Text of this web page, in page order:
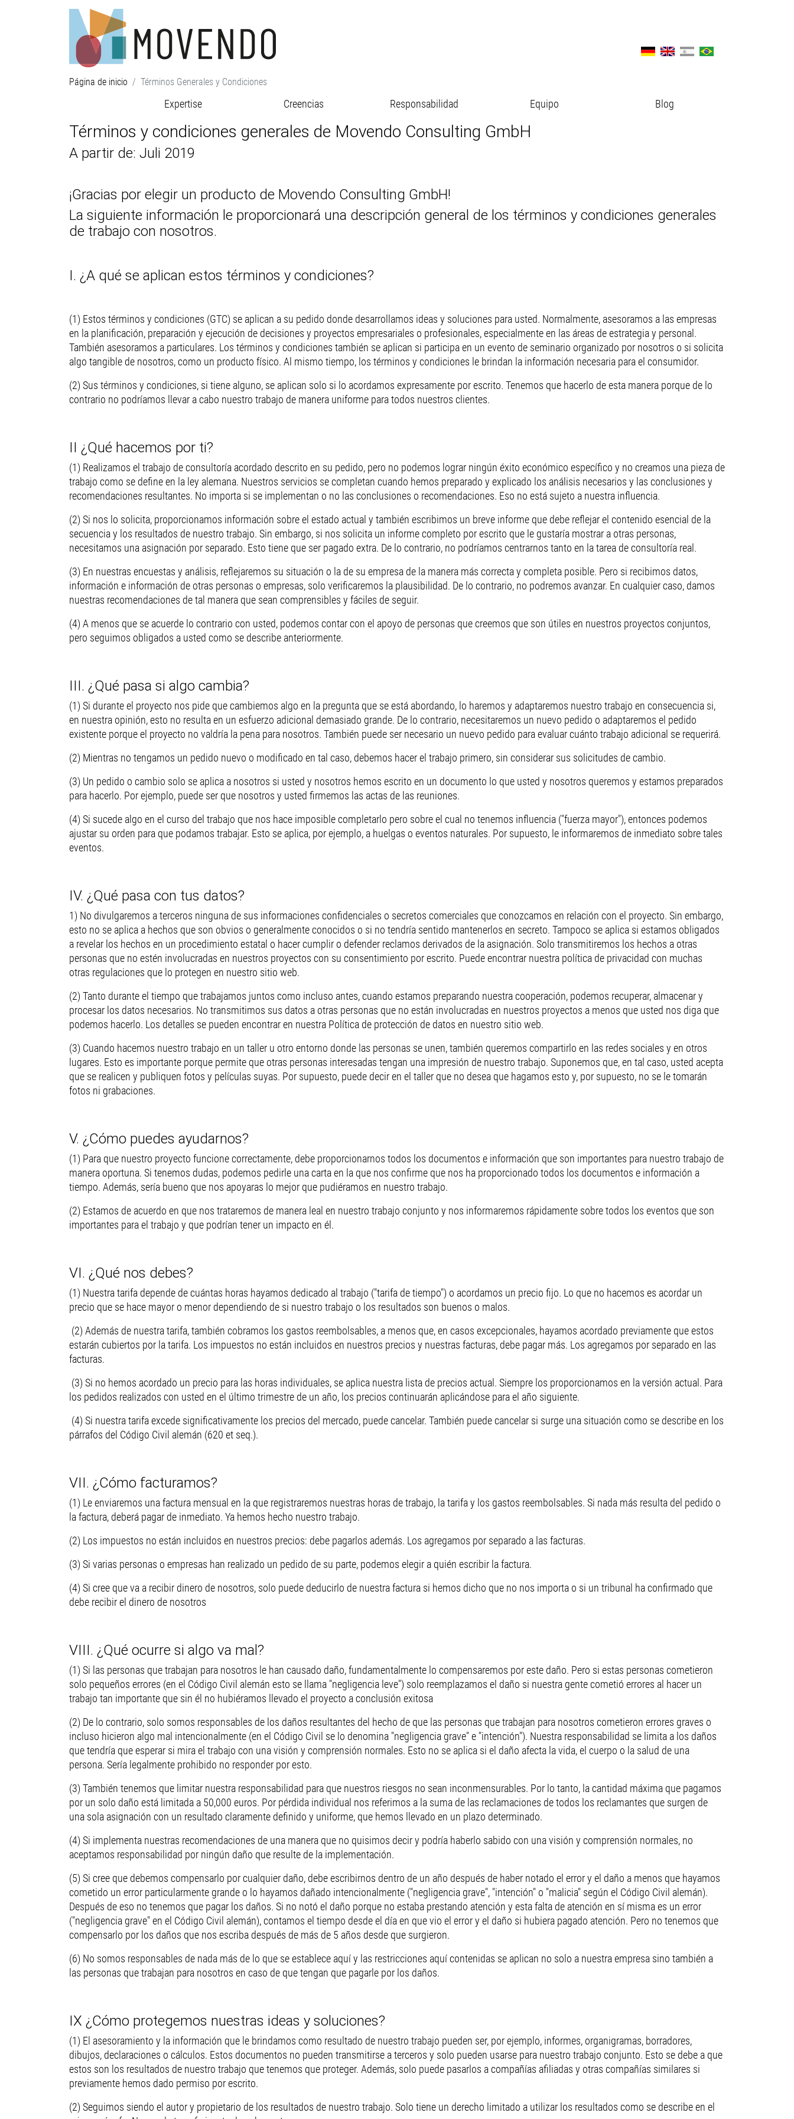
Página de inicio Términos Generales y Condiciones
Expertise Creencias Responsabilidad Equipo Blog
Términos y condiciones generales de Movendo Consulting GmbH
A partir de: Juli 2019
¡Gracias por elegir un producto de Movendo Consulting GmbH!
La siguiente información le proporcionará una descripción general de los términos y condiciones generales
de trabajo con nosotros.
I. ¿A qué se aplican estos términos y condiciones?
(1) Estos términos y condiciones (GTC) se aplican a su pedido donde desarrollamos ideas y soluciones para usted. Normalmente, asesoramos a las empresas
en la planificación, preparación y ejecución de decisiones y proyectos empresariales o profesionales, especialmente en las áreas de estrategia y personal.
También asesoramos a particulares. Los términos y condiciones también se aplican si participa en un evento de seminario organizado por nosotros o si solicita
algo tangible de nosotros, como un producto físico. Al mismo tiempo, los términos y condiciones le brindan la información necesaria para el consumidor.
(2) Sus términos y condiciones, si tiene alguno, se aplican solo si lo acordamos expresamente por escrito. Tenemos que hacerlo de esta manera porque de lo
contrario no podríamos llevar a cabo nuestro trabajo de manera uniforme para todos nuestros clientes.
II ¿Qué hacemos por ti?
(1) Realizamos el trabajo de consultoría acordado descrito en su pedido, pero no podemos lograr ningún éxito económico específico y no creamos una pieza de
trabajo como se define en la ley alemana. Nuestros servicios se completan cuando hemos preparado y explicado los análisis necesarios y las conclusiones y
recomendaciones resultantes. No importa si se implementan o no las conclusiones o recomendaciones. Eso no está sujeto a nuestra influencia.
(2) Si nos lo solicita, proporcionamos información sobre el estado actual y también escribimos un breve informe que debe reflejar el contenido esencial de la
secuencia y los resultados de nuestro trabajo. Sin embargo, si nos solicita un informe completo por escrito que le gustaría mostrar a otras personas,
necesitamos una asignación por separado. Esto tiene que ser pagado extra. De lo contrario, no podríamos centrarnos tanto en la tarea de consultoría real.
(3) En nuestras encuestas y análisis, reflejaremos su situación o la de su empresa de la manera más correcta y completa posible. Pero si recibimos datos,
información e información de otras personas o empresas, solo verificaremos la plausibilidad. De lo contrario, no podremos avanzar. En cualquier caso, damos
nuestras recomendaciones de tal manera que sean comprensibles y fáciles de seguir.
(4) A menos que se acuerde lo contrario con usted, podemos contar con el apoyo de personas que creemos que son útiles en nuestros proyectos conjuntos,
pero seguimos obligados a usted como se describe anteriormente.
III. ¿Qué pasa si algo cambia?
(1) Si durante el proyecto nos pide que cambiemos algo en la pregunta que se está abordando, lo haremos y adaptaremos nuestro trabajo en consecuencia si,
en nuestra opinión, esto no resulta en un esfuerzo adicional demasiado grande. De lo contrario, necesitaremos un nuevo pedido o adaptaremos el pedido
existente porque el proyecto no valdría la pena para nosotros. También puede ser necesario un nuevo pedido para evaluar cuánto trabajo adicional se requerirá.
(2) Mientras no tengamos un pedido nuevo o modificado en tal caso, debemos hacer el trabajo primero, sin considerar sus solicitudes de cambio.
(3) Un pedido o cambio solo se aplica a nosotros si usted y nosotros hemos escrito en un documento lo que usted y nosotros queremos y estamos preparados
para hacerlo. Por ejemplo, puede ser que nosotros y usted firmemos las actas de las reuniones.
(4) Si sucede algo en el curso del trabajo que nos hace imposible completarlo pero sobre el cual no tenemos influencia ("fuerza mayor"), entonces podemos
ajustar su orden para que podamos trabajar. Esto se aplica, por ejemplo, a huelgas o eventos naturales. Por supuesto, le informaremos de inmediato sobre tales
eventos.
IV. ¿Qué pasa con tus datos?
1) No divulgaremos a terceros ninguna de sus informaciones confidenciales o secretos comerciales que conozcamos en relación con el proyecto. Sin embargo,
esto no se aplica a hechos que son obvios o generalmente conocidos o si no tendría sentido mantenerlos en secreto. Tampoco se aplica si estamos obligados
a revelar los hechos en un procedimiento estatal o hacer cumplir o defender reclamos derivados de la asignación. Solo transmitiremos los hechos a otras
personas que no estén involucradas en nuestros proyectos con su consentimiento por escrito. Puede encontrar nuestra política de privacidad con muchas
otras regulaciones que lo protegen en nuestro sitio web.
(2) Tanto durante el tiempo que trabajamos juntos como incluso antes, cuando estamos preparando nuestra cooperación, podemos recuperar, almacenar y
procesar los datos necesarios. No transmitimos sus datos a otras personas que no están involucradas en nuestros proyectos a menos que usted nos diga que
podemos hacerlo. Los detalles se pueden encontrar en nuestra Política de protección de datos en nuestro sitio web.
(3) Cuando hacemos nuestro trabajo en un taller u otro entorno donde las personas se unen, también queremos compartirlo en las redes sociales y en otros
lugares. Esto es importante porque permite que otras personas interesadas tengan una impresión de nuestro trabajo. Suponemos que, en tal caso, usted acepta
que se realicen y publiquen fotos y películas suyas. Por supuesto, puede decir en el taller que no desea que hagamos esto y, por supuesto, no se le tomarán
fotos ni grabaciones.
V. ¿Cómo puedes ayudarnos?
(1) Para que nuestro proyecto funcione correctamente, debe proporcionarnos todos los documentos e información que son importantes para nuestro trabajo de
manera oportuna. Si tenemos dudas, podemos pedirle una carta en la que nos confirme que nos ha proporcionado todos los documentos e información a
tiempo. Además, sería bueno que nos apoyaras lo mejor que pudiéramos en nuestro trabajo.
(2) Estamos de acuerdo en que nos trataremos de manera leal en nuestro trabajo conjunto y nos informaremos rápidamente sobre todos los eventos que son
importantes para el trabajo y que podrían tener un impacto en él.
VI. ¿Qué nos debes?
(1) Nuestra tarifa depende de cuántas horas hayamos dedicado al trabajo ("tarifa de tiempo") o acordamos un precio fijo. Lo que no hacemos es acordar un
precio que se hace mayor o menor dependiendo de si nuestro trabajo o los resultados son buenos o malos.
(2) Además de nuestra tarifa, también cobramos los gastos reembolsables, a menos que, en casos excepcionales, hayamos acordado previamente que estos
estarán cubiertos por la tarifa. Los impuestos no están incluidos en nuestros precios y nuestras facturas, debe pagar más. Los agregamos por separado en las
facturas.
(3) Si no hemos acordado un precio para las horas individuales, se aplica nuestra lista de precios actual. Siempre los proporcionamos en la versión actual. Para
los pedidos realizados con usted en el último trimestre de un año, los precios continuarán aplicándose para el año siguiente.
(4) Si nuestra tarifa excede significativamente los precios del mercado, puede cancelar. También puede cancelar si surge una situación como se describe en los
párrafos del Código Civil alemán (620 et seq.).
VII. ¿Cómo facturamos?
(1) Le enviaremos una factura mensual en la que registraremos nuestras horas de trabajo, la tarifa y los gastos reembolsables. Si nada más resulta del pedido o
la factura, deberá pagar de inmediato. Ya hemos hecho nuestro trabajo.
(2) Los impuestos no están incluidos en nuestros precios: debe pagarlos además. Los agregamos por separado a las facturas.
(3) Si varias personas o empresas han realizado un pedido de su parte, podemos elegir a quién escribir la factura.
(4) Si cree que va a recibir dinero de nosotros, solo puede deducirlo de nuestra factura si hemos dicho que no nos importa o si un tribunal ha confirmado que
debe recibir el dinero de nosotros
VIII. ¿Qué ocurre si algo va mal?
(1) Si las personas que trabajan para nosotros le han causado daño, fundamentalmente lo compensaremos por este daño. Pero si estas personas cometieron
solo pequeños errores (en el Código Civil alemán esto se llama "negligencia leve") solo reemplazamos el daño si nuestra gente cometió errores al hacer un
trabajo tan importante que sin él no hubiéramos llevado el proyecto a conclusión exitosa
(2) De lo contrario, solo somos responsables de los daños resultantes del hecho de que las personas que trabajan para nosotros cometieron errores graves o
incluso hicieron algo mal intencionalmente (en el Código Civil se lo denomina "negligencia grave" e "intención"). Nuestra responsabilidad se limita a los daños
que tendría que esperar si mira el trabajo con una visión y comprensión normales. Esto no se aplica si el daño afecta la vida, el cuerpo o la salud de una
persona. Sería legalmente prohibido no responder por esto.
(3) También tenemos que limitar nuestra responsabilidad para que nuestros riesgos no sean inconmensurables. Por lo tanto, la cantidad máxima que pagamos
por un solo daño está limitada a 50,000 euros. Por pérdida individual nos referimos a la suma de las reclamaciones de todos los reclamantes que surgen de
una sola asignación con un resultado claramente definido y uniforme, que hemos llevado en un plazo determinado.
(4) Si implementa nuestras recomendaciones de una manera que no quisimos decir y podría haberlo sabido con una visión y comprensión normales, no
aceptamos responsabilidad por ningún daño que resulte de la implementación.
(5) Si cree que debemos compensarlo por cualquier daño, debe escribirnos dentro de un año después de haber notado el error y el daño a menos que hayamos
cometido un error particularmente grande o lo hayamos dañado intencionalmente ("negligencia grave", "intención" o "malicia" según el Código Civil alemán).
Después de eso no tenemos que pagar los daños. Si no notó el daño porque no estaba prestando atención y esta falta de atención en sí misma es un error
("negligencia grave" en el Código Civil alemán), contamos el tiempo desde el día en que vio el error y el daño si hubiera pagado atención. Pero no tenemos que
compensarlo por los daños que nos escriba después de más de 5 años desde que surgieron.
(6) No somos responsables de nada más de lo que se establece aquí y las restricciones aquí contenidas se aplican no solo a nuestra empresa sino también a
las personas que trabajan para nosotros en caso de que tengan que pagarle por los daños.
IX ¿Cómo protegemos nuestras ideas y soluciones?
(1) El asesoramiento y la información que le brindamos como resultado de nuestro trabajo pueden ser, por ejemplo, informes, organigramas, borradores,
dibujos, declaraciones o cálculos. Estos documentos no pueden transmitirse a terceros y solo pueden usarse para nuestro trabajo conjunto. Esto se debe a que
estos son los resultados de nuestro trabajo que tenemos que proteger. Además, solo puede pasarlos a compañías afiliadas y otras compañías similares si
previamente hemos dado permiso por escrito.
(2) Seguimos siendo el autor y propietario de los resultados de nuestro trabajo. Solo tiene un derecho limitado a utilizar los resultados como se describe en el